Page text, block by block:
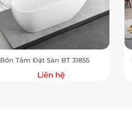
Bồn Tắm Đặt Sàn BT 31855
Liên hệ